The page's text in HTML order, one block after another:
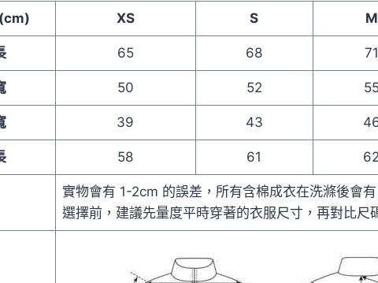
XS S M
65 68 71
50 52
39 43
58 61 62
實物會有 1-2cm 的誤差，所有含棉成衣在洗滌後會
選擇前，建議先量度平時穿著的衣服尺寸，再對比尺